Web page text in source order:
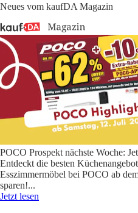
Neues vom kaufDA Magazin
POCO Prospekt nächste Woche:
Entdeckt die besten
Esszimmermöbel bei POCO ab
sparen!...
Jetzt lesen